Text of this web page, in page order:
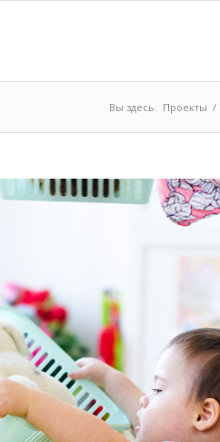
Вы здесь: Проекты /